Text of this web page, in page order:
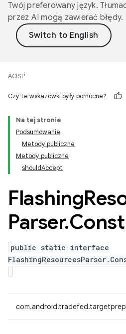
Twój preferowany język.
przez AI mogą zawierać błędy.
AOSP
Czy te wskazówki były pomocne?
Na tej stronie
Podsumowanie
Metody publiczne
Metody publiczne
shouldAccept
Flashing
Parser.
public static interface